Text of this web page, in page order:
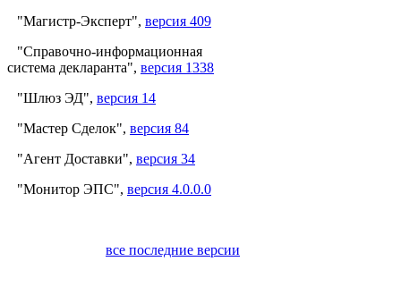
"Магистр-Эксперт", версия 409
"Справочно-информационная
система декларанта", версия 1338
"Шлюз ЭД", версия 14
"Мастер Сделок", версия 84
"Агент Доставки", версия 34
"Монитор ЭПС", версия 4.0.0.0
все последние версии